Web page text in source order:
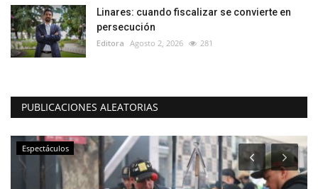
Linares: cuando fiscalizar se convierte en
persecución
Editora Agosto 2, 2026 281
PUBLICACIONES ALEATORIAS
Espectáculos